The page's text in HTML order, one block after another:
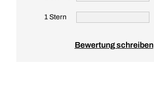
1 Stern
Bewertung schreiben